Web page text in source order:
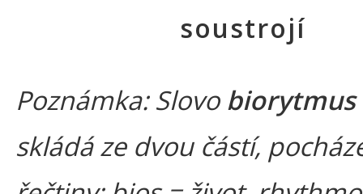
soustrojí
Poznámka: Slovo biorytmus
skládá ze dvou částí,